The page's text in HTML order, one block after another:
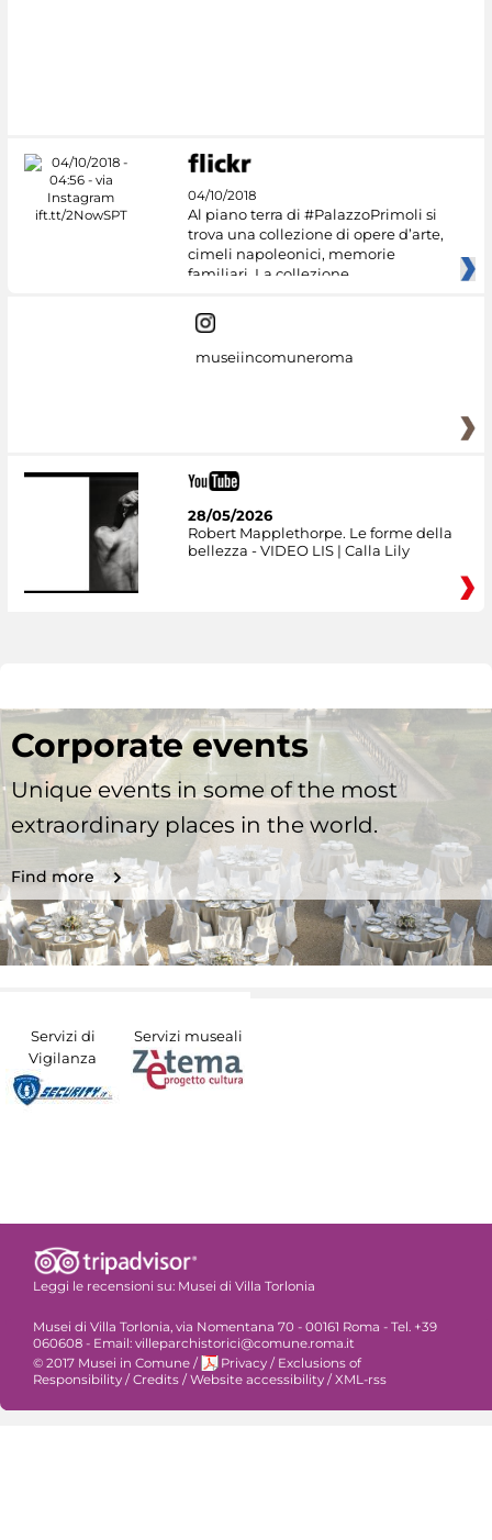
04/10/2018
Al piano terra di #PalazzoPrimoli si
trova una collezione di opere d’arte,
cimeli napoleonici, memorie
familiari. La collezione
museiincomuneroma
28/05/2026
Robert Mapplethorpe. Le forme della
bellezza - VIDEO LIS | Calla Lily
Corporate events
Unique events in some of the most
extraordinary places in the world.
Find more
Servizi di
Vigilanza
Servizi museali
Leggi le recensioni su: Musei di Villa Torlonia
Musei di Villa Torlonia, via Nomentana 70 - 00161 Roma - Tel. +39
060608 - Email: villeparchistorici@comune.roma.it
© 2017 Musei in Comune / Privacy / Exclusions of
Responsibility / Credits / Website accessibility / XML-rss